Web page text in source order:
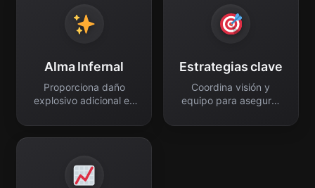
Alma Infernal
Proporciona daño
explosivo adicional en
Estrategias clave
Coordina visión y
equipo para asegurar